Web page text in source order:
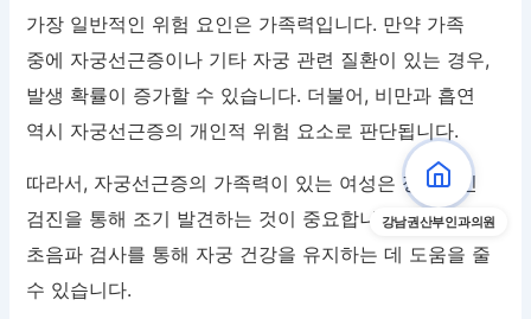
가장 일반적인 위험 요인은 가족력입니다. 만약 가족
중에 자궁선근증이나 기타 자궁 관련 질환이 있는 경우,
발생 확률이 증가할 수 있습니다. 더불어, 비만과 흡연
역시 자궁선근증의 개인적 위험 요소로 판단됩니다.
따라서, 자궁선근증의 가족력이 있는 여성은 정기적인
검진을 통해 조기 발견하는 것이 중요합니다. 정기적인
초음파 검사를 통해 자궁 건강을 유지하는 데 도움을 줄
수 있습니다.
강남권산부인과의원